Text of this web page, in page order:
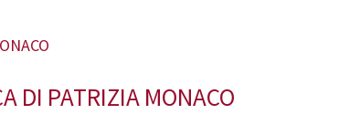
DI PATRIZIA MONACO